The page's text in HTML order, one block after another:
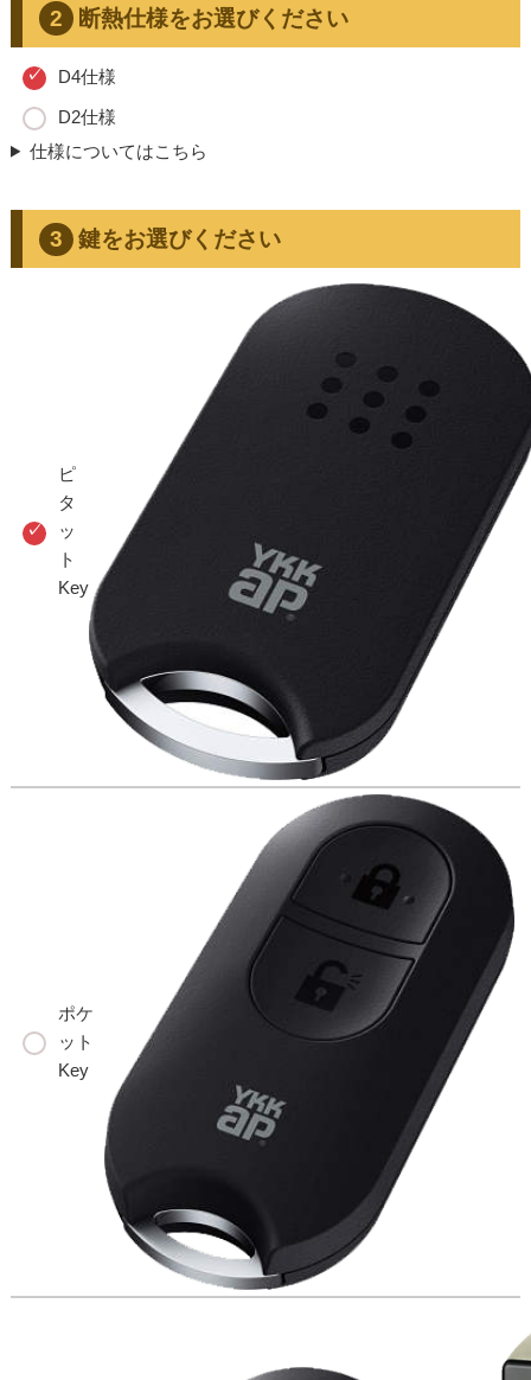
断熱仕様をお選びください
D4仕様
D2仕様
仕様についてはこちら
鍵をお選びください
ピ
タ
ッ
ト
Key
ポケ
ット
Key